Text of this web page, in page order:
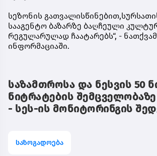
სეზონის
სააგენტო ბაზარზე ბაღჩეული
რეგულარულად ჩაატარებს“, -
ინფორმაციაში.
საზამთროსა და ნესვის 50
ნიტრატების
- სეს-ის მონიტორინგის
საზოგადოება